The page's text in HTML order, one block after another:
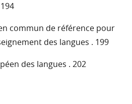
commun de référence pour
des langues . 199
des langues . 202